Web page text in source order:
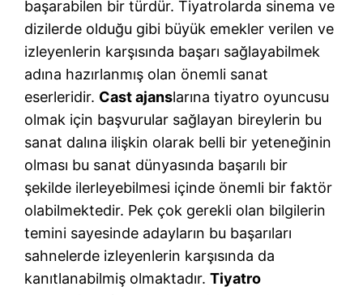
başarabilen bir türdür. Tiyatrolarda sinema ve
dizilerde olduğu gibi büyük emekler verilen ve
izleyenlerin karşısında başarı sağlayabilmek
adına hazırlanmış olan önemli sanat
eserleridir. Cast ajanslarına tiyatro oyuncusu
olmak için başvurular sağlayan bireylerin bu
sanat dalına ilişkin olarak belli bir yeteneğinin
olması bu sanat dünyasında başarılı bir
şekilde ilerleyebilmesi içinde önemli bir faktör
olabilmektedir. Pek çok gerekli olan bilgilerin
temini sayesinde adayların bu başarıları
sahnelerde izleyenlerin karşısında da
kanıtlanabilmiş olmaktadır.Tiyatro